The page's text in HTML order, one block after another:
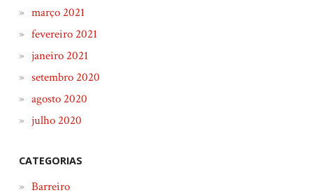
março 2021
fevereiro 2021
janeiro 2021
setembro 2020
agosto 2020
julho 2020
CATEGORIAS
Barreiro